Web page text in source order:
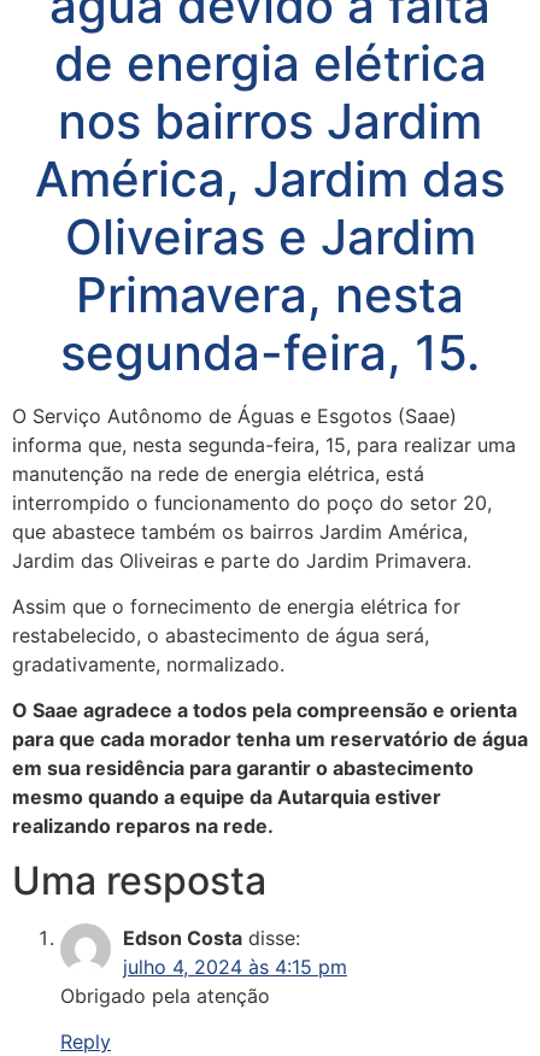
de energia elétrica
nos bairros Jardim
América, Jardim das
Oliveiras e Jardim
Primavera, nesta
segunda-feira, 15.
O Serviço Autônomo de Águas e Esgotos (Saae)
informa que, nesta segunda-feira, 15, para realizar uma
manutenção na rede de energia elétrica, está
interrompido o funcionamento do poço do setor 20,
que abastece também os bairros Jardim América,
Jardim das Oliveiras e parte do Jardim Primavera.
Assim que o fornecimento de energia elétrica for
restabelecido, o abastecimento de água será,
gradativamente, normalizado.
O Saae agradece a todos pela compreensão e orienta
para que cada morador tenha um reservatório de água
em sua residência para garantir o abastecimento
mesmo quando a equipe da Autarquia estiver
realizando reparos na rede.
Uma resposta
Edson Costa disse:
julho 4, 2024 às 4:15 pm
Obrigado pela atenção
Reply